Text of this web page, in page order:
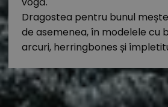
Dragostea pentru bunul
de asemenea, în modelele cu
arcuri, herringbones și